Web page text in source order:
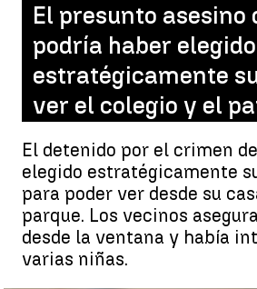
El presunto asesino
podría haber elegido
estratégicamente
ver el colegio y el
El detenido por el crimen
elegido estratégicamente
para poder ver desde su
parque. Los vecinos
desde la ventana y había
varias niñas.